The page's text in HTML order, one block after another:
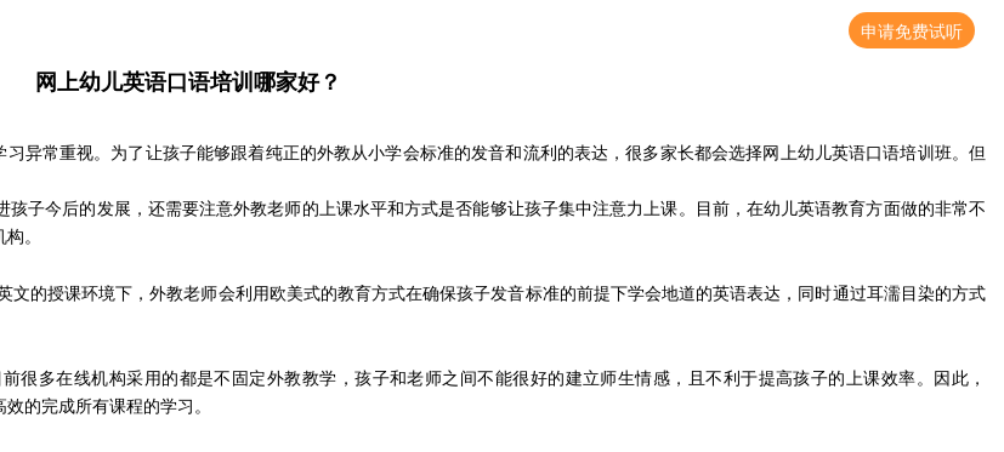
申请免费试听
网上幼儿英语口语培训哪家好？
异常重视。为了让孩子能够跟着纯正的外教从小学会标准的发音和流利的表达，很多家长都会选择网上幼儿英语口语培训班。但
子今后的发展，还需要注意外教老师的上课水平和方式是否能够让孩子集中注意力上课。目前，在幼儿英语教育方面做的非常不
。
的授课环境下，外教老师会利用欧美式的教育方式在确保孩子发音标准的前提下学会地道的英语表达，同时通过耳濡目染的方式
很多在线机构采用的都是不固定外教教学，孩子和老师之间不能很好的建立师生情感，且不利于提高孩子的上课效率。因此，
的完成所有课程的学习。